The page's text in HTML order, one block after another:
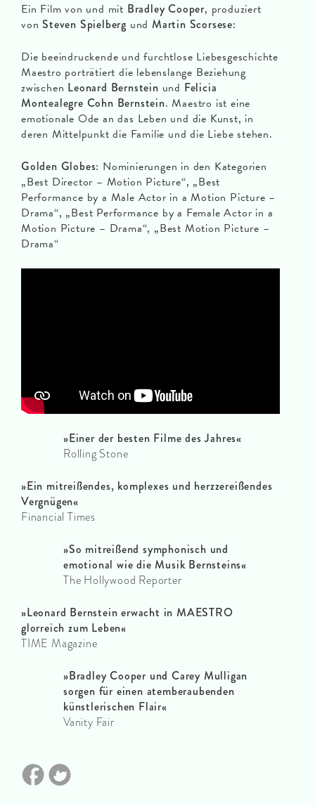
Ein Film von und mit Bradley Cooper, produziert
vonSteven Spielberg undMartin Scorsese:
Die beeindruckende und furchtlose Liebesgeschichte
Maestro porträtiert die lebenslange Beziehung
zwischen Leonard Bernstein und Felicia
Montealegre Cohn Bernstein. Maestro ist eine
emotionale Ode an das Leben und die Kunst, in
deren Mittelpunkt die Familie und die Liebe stehen.
Golden Globes: Nominierungen in den Kategorien
„Best Director – Motion Picture“, „Best
Performance by a Male Actor in a Motion Picture –
Drama“, „Best Performance by a Female Actor in a
Motion Picture – Drama“, „Best Motion Picture –
Drama“
»Einer der besten Filme des Jahres«
Rolling Stone
»Ein mitreißendes, komplexes und herzzereißendes
Vergnügen«
Financial Times
»So mitreißend symphonisch und
emotional wie die Musik Bernsteins«
The Hollywood Reporter
»Leonard Bernstein erwacht in MAESTRO
glorreich zum Leben«
TIME Magazine
»Bradley Cooper und Carey Mulligan
sorgen für einen atemberaubenden
künstlerischen Flair«
Vanity Fair